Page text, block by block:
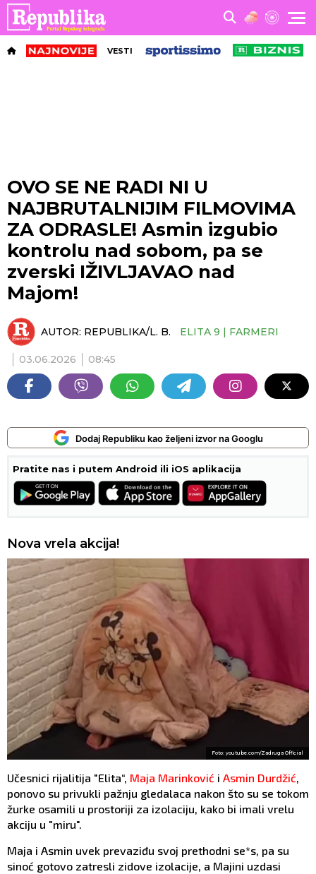
VESTI
OVO SE NE RADI NI U
NAJBRUTALNIJIM FILMOVIMA
ZA ODRASLE! Asmin izgubio
kontrolu nad sobom, pa se
zverski IŽIVLJAVAO nad
Majom!
AUTOR: REPUBLIKA/L. B. ELITA 9 | FARMERI
03.06.2026 08:45
Dodaj Republiku kao željeni izvor na Googlu
Pratite nas i putem Android ili iOS aplikacija
Nova vrela akcija!
Foto: youtube.com/Zadruga Official
Učesnici rijalitija "Elita“, Maja Marinković i Asmin Durdžić,
ponovo su privukli pažnju gledalaca nakon što su se tokom
žurke osamili u prostoriji za izolaciju, kako bi imali vrelu
akciju u "miru".
Maja i Asmin uvek prevaziđu svoj prethodni se*s, pa su
sinoć gotovo zatresli zidove izolacije, a Majini uzdasi